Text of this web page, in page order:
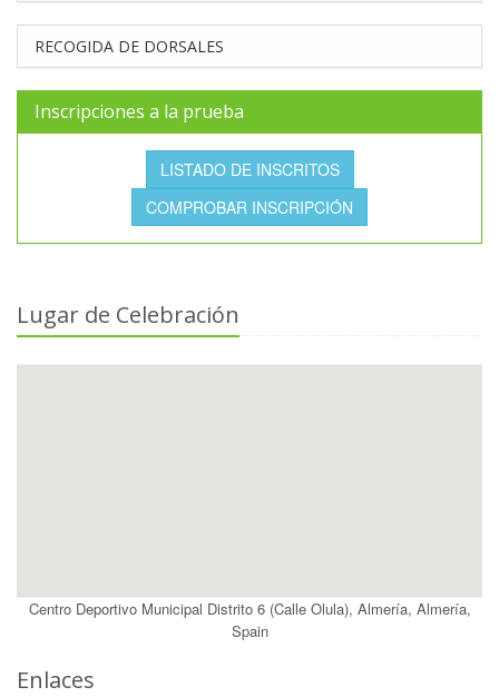
RECOGIDA DE DORSALES
Inscripciones a la prueba
LISTADO DE INSCRITOS
COMPROBAR INSCRIPCIÓN
Lugar de Celebración
Centro Deportivo Municipal Distrito 6 (Calle Olula), Almería, Almería,
Spain
Enlaces